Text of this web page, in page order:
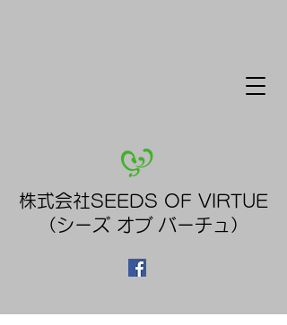
株式会社SEEDS OF VIRTUE
（シーズ オブ バーチュ）